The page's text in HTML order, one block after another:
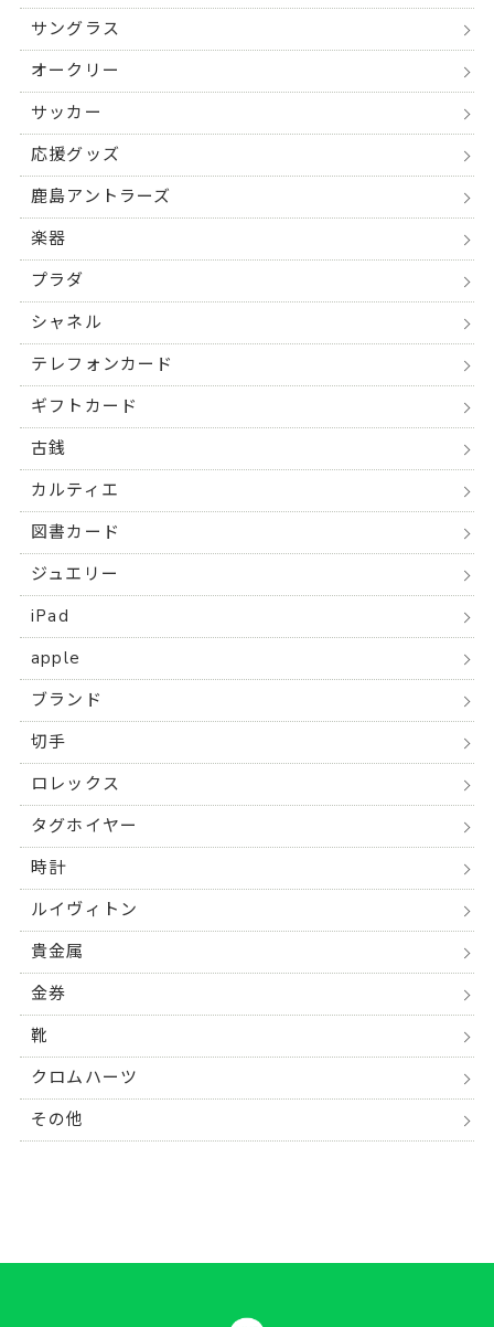
サングラス
オークリー
サッカー
応援グッズ
鹿島アントラーズ
楽器
プラダ
シャネル
テレフォンカード
ギフトカード
古銭
カルティエ
図書カード
ジュエリー
iPad
apple
ブランド
切手
ロレックス
タグホイヤー
時計
ルイヴィトン
貴金属
金券
靴
クロムハーツ
その他